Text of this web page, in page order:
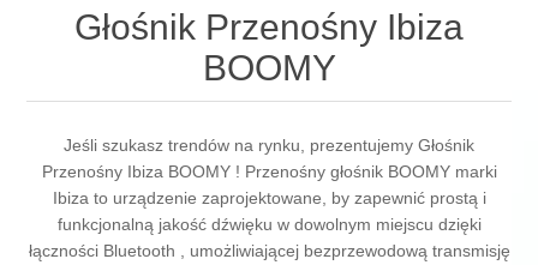
Głośnik Przenośny Ibiza
BOOMY
Jeśli szukasz trendów na rynku, prezentujemy Głośnik
Przenośny Ibiza BOOMY ! Przenośny głośnik BOOMY marki
Ibiza to urządzenie zaprojektowane, by zapewnić prostą i
funkcjonalną jakość dźwięku w dowolnym miejscu dzięki
łączności Bluetooth , umożliwiającej bezprzewodową transmisję